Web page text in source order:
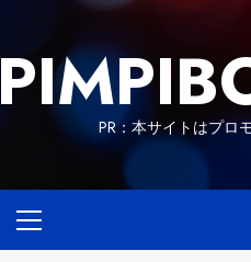
content
PR：本サイトはプロ
Menu